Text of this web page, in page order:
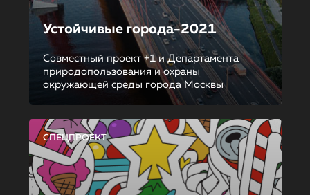
Устойчивые города-2021
Совместный проект +1 и Департамента
природопользования и охраны
окружающей среды города Москвы
СПЕЦПРОЕКТ